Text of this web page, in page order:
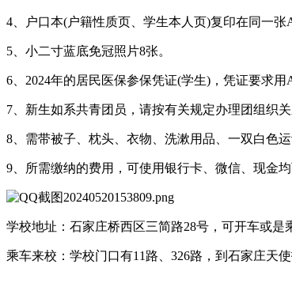
4、户口本(户籍性质页、学生本人页)复印在同一张
5、小二寸蓝底免冠照片8张。
6、2024年的居民医保参保凭证(学生)，凭证要求用
7、新生如系共青团员，请按有关规定办理团组织
8、需带被子、枕头、衣物、洗漱用品、一双白色运
9、所需缴纳的费用，可使用银行卡、微信、现金
学校地址：石家庄桥西区三简路28号，可开车或是
乘车来校：学校门口有11路、326路，到石家庄天